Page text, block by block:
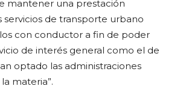
mantener una prestación
servicios de transporte urbano
con conductor a fin de poder
de interés general como el de
optado las administraciones
materia”.